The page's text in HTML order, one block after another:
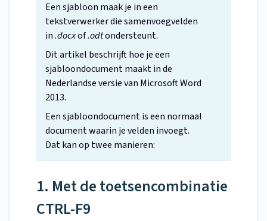
Een sjabloon maak je in een
tekstverwerker die samenvoegvelden
in.docxof.odtondersteunt.
Dit artikel beschrijft hoe je een
sjabloondocument maakt in de
Nederlandse versie van Microsoft Word
2013.
Een sjabloondocument is een normaal
document waarin je velden invoegt.
Dat kan op twee manieren:
1. Met de toetsencombinatie
CTRL-F9